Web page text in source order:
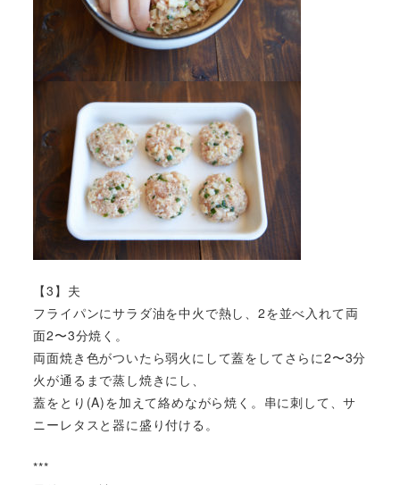
【3】夫
フライパンにサラダ油を中火で熱し、2を並べ入れて両
面2〜3分焼く。
両面焼き色がついたら弱火にして蓋をしてさらに2〜3分
火が通るまで蒸し焼きにし、
蓋をとり(A)を加えて絡めながら焼く。串に刺して、サ
ニーレタスと器に盛り付ける。
***